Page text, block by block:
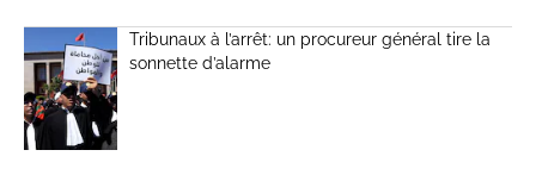
Tribunaux à l’arrêt: un procureur général tire la
sonnette d’alarme